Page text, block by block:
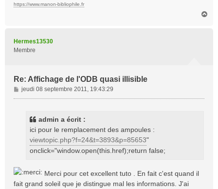
https://www.manon-bibliophile.fr
Hermes13530
Membre
Re: Affichage de l'ODB quasi illisible
M
e
jeudi 08 septembre 2011, 19:43:29
admin a écrit :
ici pour le remplacement des ampoules :
viewtopic.php?f=24&t=3893&p=85653"
onclick="window.open(this.href);return false;
Merci pour cet excellent tuto . En fait c'est quand il
fait grand soleil que je distingue mal les informations. J'ai